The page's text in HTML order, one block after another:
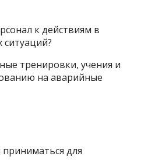
к действиям в
ситуаций?
тренировки, учения и
на аварийные
для